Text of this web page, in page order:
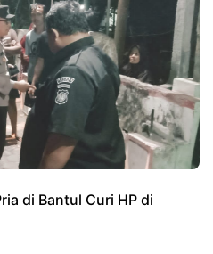
di Bantul Curi HP di